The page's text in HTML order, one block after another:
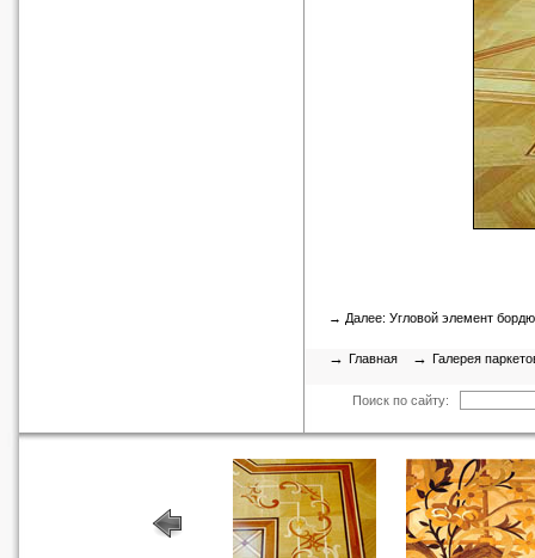
→ Далее: Угловой элемент
→ Главная → Галерея
Поиск по сайту: